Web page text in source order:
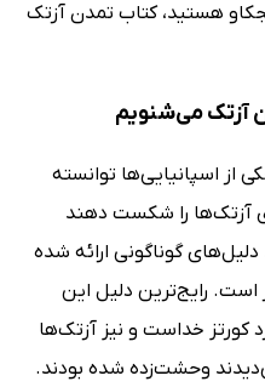
هستید، کتاب تمدن آزتک
آزتک می‌شنویم
از اسپانیایی‌ها توانسته
آزتک‌ها را شکست دهند
گوناگونی ارائه شده
رایج‌ترین دلیل این
کورتز خداست و نیز آزتک‌ها
وحشت‌زده شده بودند.